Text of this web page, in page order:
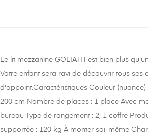
Le lit mezzanine GOLIATH est bien plus
Votre enfant sera ravi de découvrir tous ses
d'appoint.Caractéristiques Couleur (nuance)
200 cm Nombre de places : 1 place Avec
bureau Type de rangement : 2, 1 coffre
supportée : 120 kg À monter soi-même